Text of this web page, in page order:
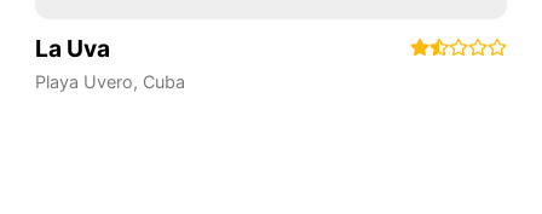
La Uva
Playa Uvero, Cuba